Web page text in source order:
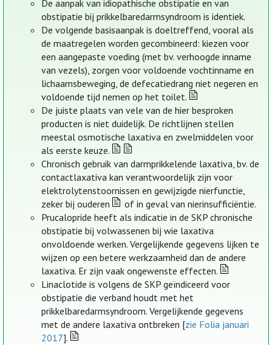
De aanpak van idiopathische obstipatie en van
obstipatie bij prikkelbaredarmsyndroom is identiek.
De volgende basisaanpak is doeltreffend, vooral als
de maatregelen worden gecombineerd: kiezen voor
een aangepaste voeding (met bv. verhoogde inname
van vezels), zorgen voor voldoende vochtinname en
lichaamsbeweging, de defecatiedrang niet negeren en
voldoende tijd nemen op het toilet.
De juiste plaats van vele van de hier besproken
producten is niet duidelijk. De richtlijnen stellen
meestal osmotische laxativa en zwelmiddelen voor
als eerste keuze.
Chronisch gebruik van darmprikkelende laxativa, bv. de
contactlaxativa kan verantwoordelijk zijn voor
elektrolytenstoornissen en gewijzigde nierfunctie,
zeker bij ouderen
of in geval van nierinsufficiëntie.
Prucalopride heeft als indicatie in de SKP chronische
obstipatie bij volwassenen bij wie laxativa
onvoldoende werken. Vergelijkende gegevens lijken te
wijzen op een betere werkzaamheid dan de andere
laxativa. Er zijn vaak ongewenste effecten.
Linaclotide is volgens de SKP geïndiceerd voor
obstipatie die verband houdt met het
prikkelbaredarmsyndroom. Vergelijkende gegevens
met de andere laxativa ontbreken [zie Folia januari
2017].